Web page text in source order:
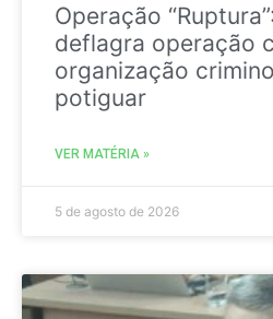
Operação
deflagra operação
organização
potiguar
VER MATÉRIA »
5 de agosto de 2026